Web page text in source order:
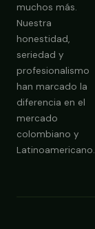
muchos más.
Nuestra
honestidad,
seriedad y
profesionalismo
han marcado la
diferencia en el
mercado
colombiano y
Latinoamericano.